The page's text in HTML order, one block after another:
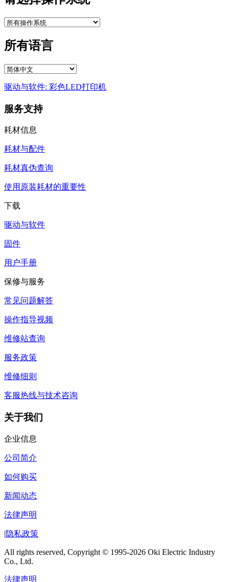
所有语言
驱动与软件: 彩色LED打印机
服务支持
耗材信息
耗材与配件
耗材真伪查询
使用原装耗材的重要性
下载
驱动与软件
固件
用户手册
保修与服务
常见问题解答
操作指导视频
维修站查询
服务政策
维修细则
客服热线与技术咨询
关于我们
企业信息
公司简介
如何购买
新闻动态
法律声明
|隐私政策
All rights reserved, Copyright © 1995-2026 Oki Electric Industry
Co., Ltd.
法律声明